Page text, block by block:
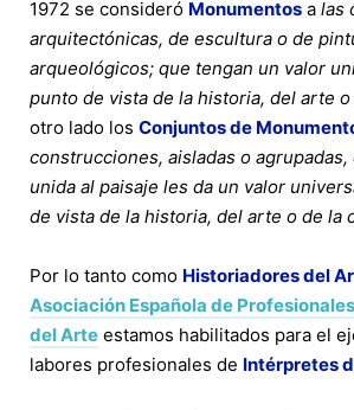
1972 se consideró Monumentos a las
arquitectónicas, de escultura o de
arqueológicos; que tengan un valor
punto de vista de la historia, del arte o
otro lado los Conjuntos de
construcciones, aisladas o
unida al paisaje les da un valor
de vista de la historia, del arte o de la
Por lo tanto como Historiadores del
Asociación Española de
del Arte estamos habilitados para el
labores profesionales de Intérpretes